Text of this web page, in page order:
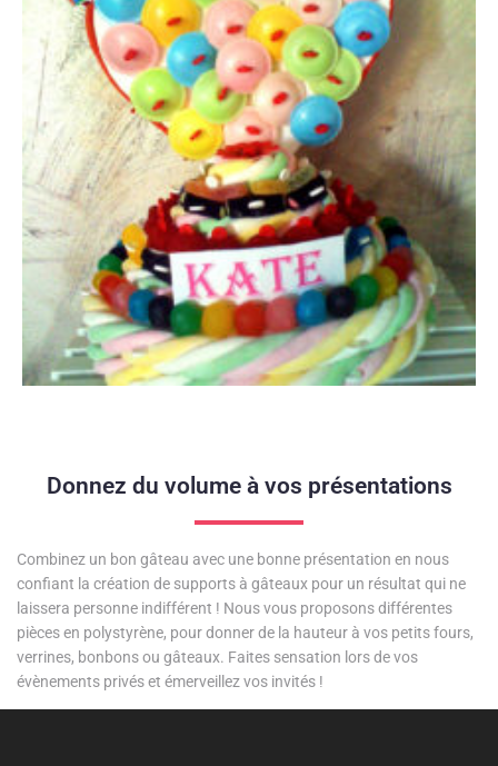
Donnez du volume à vos présentations
Combinez un bon gâteau avec une bonne présentation en nous
confiant la création de supports à gâteaux pour un résultat qui ne
laissera personne indifférent ! Nous vous proposons différentes
pièces en polystyrène, pour donner de la hauteur à vos petits fours,
verrines, bonbons ou gâteaux. Faites sensation lors de vos
évènements privés et émerveillez vos invités !